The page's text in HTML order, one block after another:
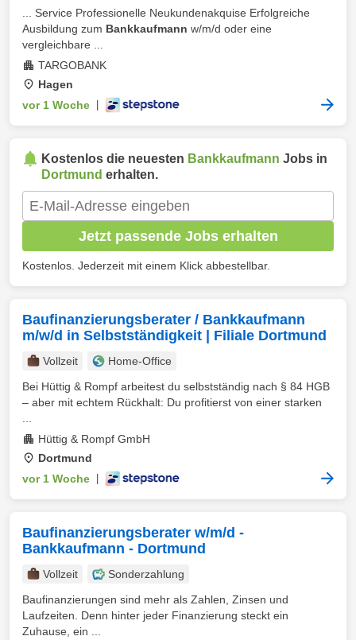
... Service Professionelle Neukundenakquise Erfolgreiche
Ausbildung zum Bankkaufmann w/m/d oder eine
vergleichbare ...
TARGOBANK
Hagen
vor 1 Woche
Kostenlos die neuesten Bankkaufmann Jobs in
Dortmund erhalten.
Jetzt passende Jobs erhalten
Kostenlos. Jederzeit mit einem Klick abbestellbar.
Baufinanzierungsberater / Bankkaufmann
m/w/d in Selbstständigkeit | Filiale Dortmund
Vollzeit
Home-Office
Bei Hüttig & Rompf arbeitest du selbstständig nach § 84 HGB
– aber mit echtem Rückhalt: Du profitierst von einer starken
Hüttig & Rompf GmbH
Dortmund
vor 1 Woche
Baufinanzierungsberater w/m/d -
Bankkaufmann - Dortmund
Vollzeit
Sonderzahlung
Baufinanzierungen sind mehr als Zahlen, Zinsen und
Laufzeiten. Denn hinter jeder Finanzierung steckt ein
Zuhause, ein ...